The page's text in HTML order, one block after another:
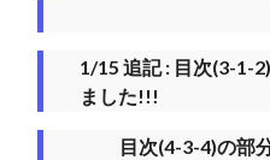
1/15 追記 : 目次(3-1-
ました!!!
目次(4-3-4)の部分